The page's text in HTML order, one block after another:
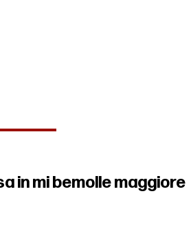
in mi bemolle maggiore